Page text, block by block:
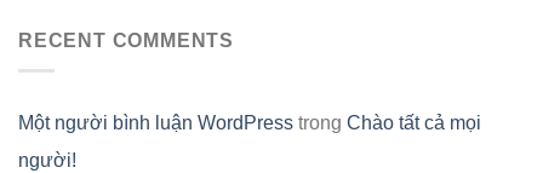
RECENT COMMENTS
Một người bình luận WordPress trong Chào tất cả mọi
người!